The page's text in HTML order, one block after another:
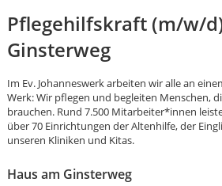
Pflegehilfskraft (m/w/
Ginsterweg
Im Ev. Johanneswerk arbeiten wir alle an
Werk: Wir pflegen und begleiten Menschen,
brauchen. Rund 7.500 Mitarbeiter*innen
über 70 Einrichtungen der Altenhilfe, der
unseren Kliniken und Kitas.
Haus am Ginsterweg